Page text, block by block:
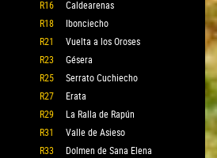
R16
Caldearenas
R18
Ibonciecho
R21
Vuelta a los Oroses
R23
Gésera
R25
Serrato Cuchiecho
R27
Erata
R29
La Ralla de Rapún
R31
Valle de Asieso
R33
Dolmen de Sana Elena